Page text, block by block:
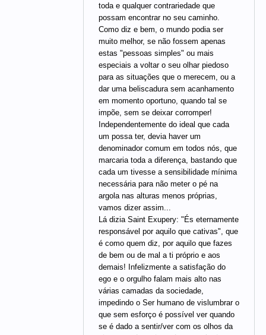
toda e qualquer contrariedade que
possam encontrar no seu caminho.
Como diz e bem, o mundo podia ser
muito melhor, se não fossem apenas
estas "pessoas simples" ou mais
especiais a voltar o seu olhar piedoso
para as situações que o merecem, ou a
dar uma beliscadura sem acanhamento
em momento oportuno, quando tal se
impõe, sem se deixar corromper!
Independentemente do ideal que cada
um possa ter, devia haver um
denominador comum em todos nós, que
marcaria toda a diferença, bastando que
cada um tivesse a sensibilidade mínima
necessária para não meter o pé na
argola nas alturas menos próprias,
vamos dizer assim...
Lá dizia Saint Exupery: "És eternamente
responsável por aquilo que cativas", que
é como quem diz, por aquilo que fazes
de bem ou de mal a ti próprio e aos
demais! Infelizmente a satisfação do
ego e o orgulho falam mais alto nas
várias camadas da sociedade,
impedindo o Ser humano de vislumbrar o
que sem esforço é possível ver quando
se é dado a sentir/ver com os olhos da